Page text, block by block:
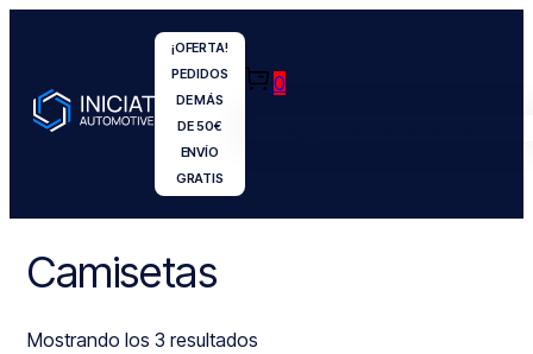
¡OFERTA!
PEDIDOS
DE MÁS
DE 50€
ENVÍO
GRATIS
0
Camisetas
Mostrando los 3 resultados